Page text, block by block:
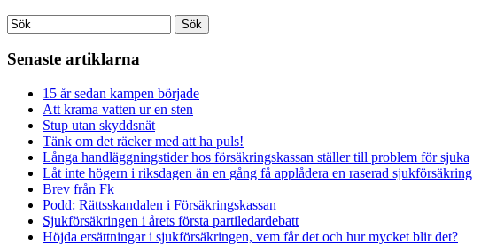
Senaste artiklarna
15 år sedan kampen började
Att krama vatten ur en sten
Stup utan skyddsnät
Tänk om det räcker med att ha puls!
Långa handläggningstider hos försäkringskassan ställer till problem för sjuka
Låt inte högern i riksdagen än en gång få applådera en raserad sjukförsäkring
Brev från Fk
Podd: Rättsskandalen i Försäkringskassan
Sjukförsäkringen i årets första partiledardebatt
Höjda ersättningar i sjukförsäkringen, vem får det och hur mycket blir det?